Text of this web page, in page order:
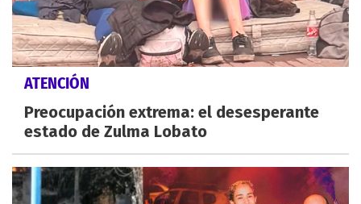
ATENCIÓN
Preocupación extrema: el desesperante
estado de Zulma Lobato